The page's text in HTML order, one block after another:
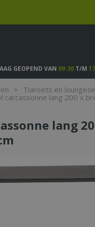
> Tuinsets en
carcassonne lang 200 x
GEOPEND VAN 09:30T/M
lang